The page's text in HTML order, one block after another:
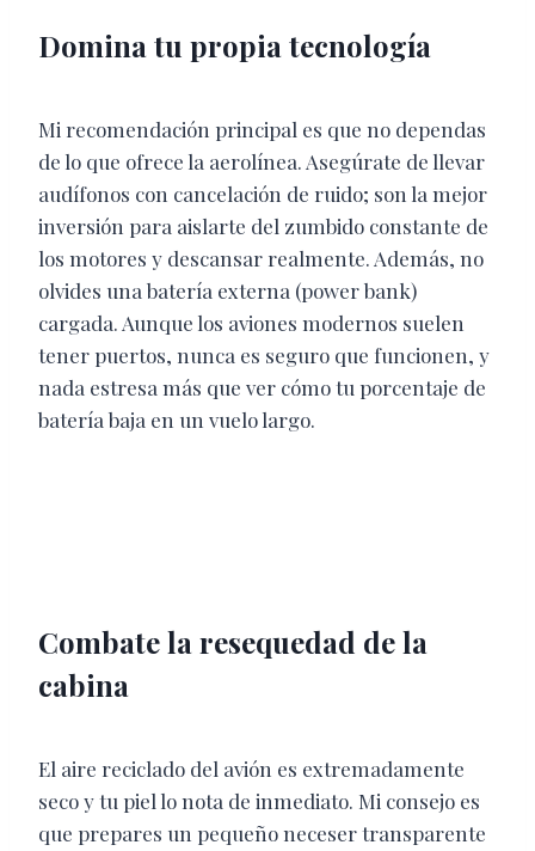
Domina tu propia tecnología
Mi recomendación principal es que no dependas
de lo que ofrece la aerolínea. Asegúrate de llevar
audífonos con cancelación de ruido; son la mejor
inversión para aislarte del zumbido constante de
los motores y descansar realmente. Además, no
olvides una batería externa (power bank)
cargada. Aunque los aviones modernos suelen
tener puertos, nunca es seguro que funcionen, y
nada estresa más que ver cómo tu porcentaje de
batería baja en un vuelo largo.
Combate la resequedad de la
cabina
El aire reciclado del avión es extremadamente
seco y tu piel lo nota de inmediato. Mi consejo es
que prepares un pequeño neceser transparente